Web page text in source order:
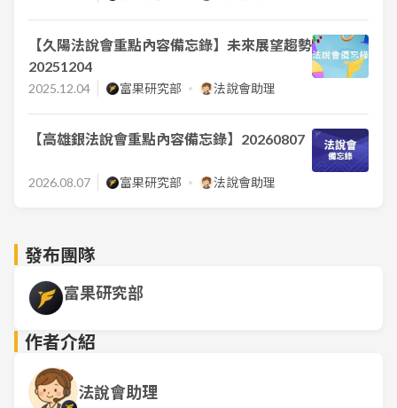
【久陽法說會重點內容備忘錄】未來展望趨勢
20251204
2025.12.04 富果研究部 法說會助理
【高雄銀法說會重點內容備忘錄】20260807
2026.08.07 富果研究部 法說會助理
發布團隊
富果研究部
作者介紹
法說會助理